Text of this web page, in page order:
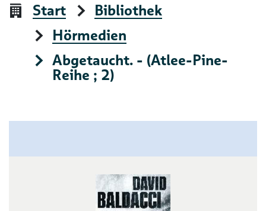
Start
Bibliothek
Hörmedien
Abgetaucht. - (Atlee-Pine-
Reihe ; 2)